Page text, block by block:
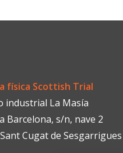
física Scottish Trial
industrial La Masía
Barcelona, s/n, nave 2
Cugat de Sesgarrigues